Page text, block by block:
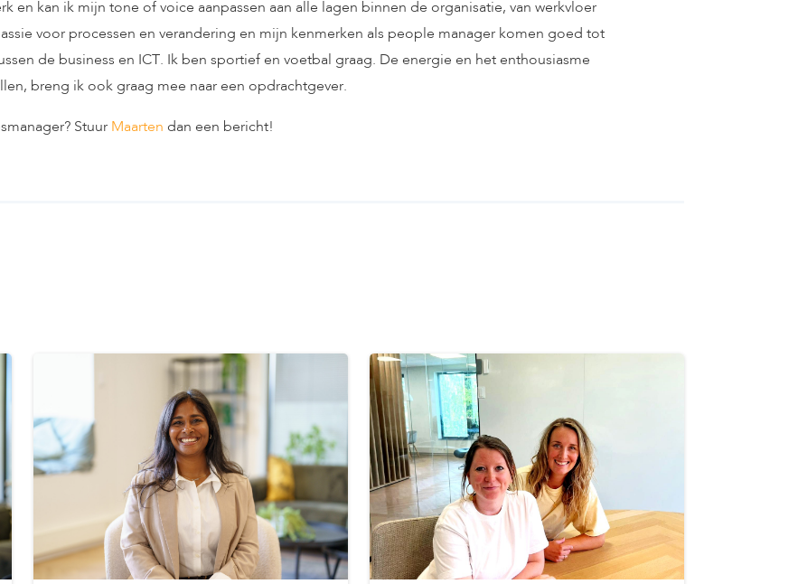
en kan ik mijn tone of voice aanpassen aan alle lagen binnen de organisatie, van werkvloer
voor processen en verandering en mijn kenmerken als people manager komen goed tot
de business en ICT. Ik ben sportief en voetbal graag. De energie en het enthousiasme
breng ik ook graag mee naar een opdrachtgever.
Stuur Maarten dan een bericht!